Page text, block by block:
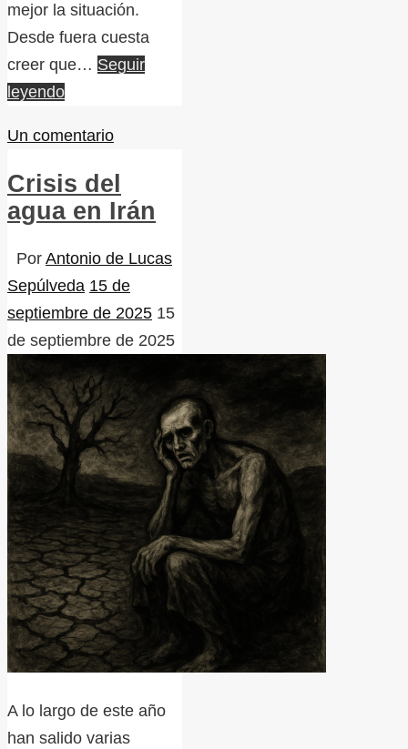
mejor la situación.
Desde fuera cuesta
creer que… Seguir
leyendo
Un comentario
Crisis del
agua en Irán
Por Antonio de Lucas
Sepúlveda 15 de
septiembre de 2025 15
de septiembre de 2025
A lo largo de este año
han salido varias